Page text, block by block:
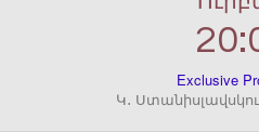
Exclusive
Կ․